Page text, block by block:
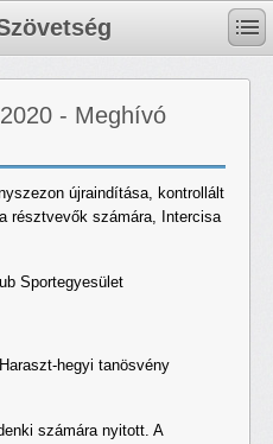
- Meghívó
újraindítása, kontrollált
résztvevők számára, Intercisa
Sportegyesület
hegyi tanösvény
számára nyitott. A